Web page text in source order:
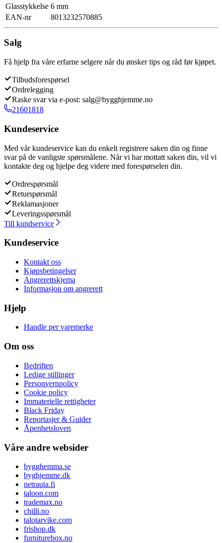
Glasstykkelse 6 mm
EAN-nr
8013232570885
Salg
Få hjelp fra våre erfarne selgere når du ønsker tips og råd før kjøpet.
Tilbudsforespørsel
Ordrelegging
Raske svar via e-post: salg@bygghjemme.no
21601818
Kundeservice
Med vår kundeservice kan du enkelt registrere saken din og finne
svar på de vanligste spørsmålene. Når vi har mottatt saken din, vil vi
kontakte deg og hjelpe deg videre med forespørselen din.
Ordrespørsmål
Returspørsmål
Reklamasjoner
Leveringsspørsmål
Till kundservice
Kundeservice
Kontakt oss
Kjøpsbetingelser
Angrerettskjema
Informasjon om angrerett
Hjelp
Handle per varemerke
Om oss
Bedriften
Ledige stillinger
Personvernpolicy
Cookie policy
Immaterielle rettigheter
Black Friday
Reportasjer & Guider
Åpenhetsloven
Våre andre websider
bygghemma.se
byghjemme.dk
netrauta.fi
taloon.com
trademax.no
chilli.no
talotarvike.com
frishop.dk
furniturebox.no